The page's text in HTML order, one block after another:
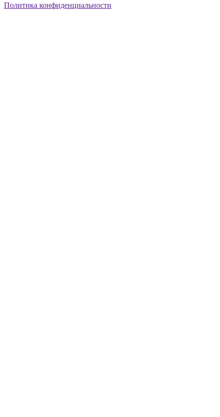
Политика конфиденциальности